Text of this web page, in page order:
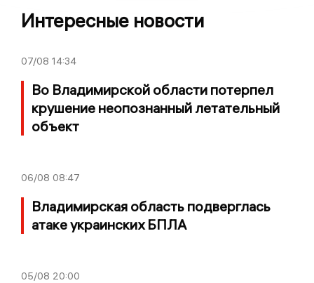
Интересные новости
07/08 14:34
Во Владимирской области потерпел
крушение неопознанный летательный
объект
06/08 08:47
Владимирская область подверглась
атаке украинских БПЛА
05/08 20:00